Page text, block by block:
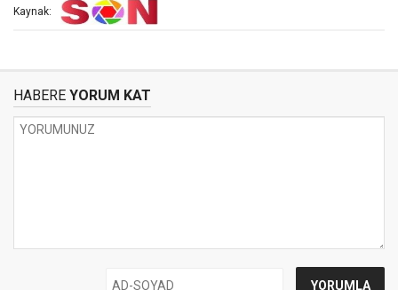
Kaynak:
HABERE YORUM KAT